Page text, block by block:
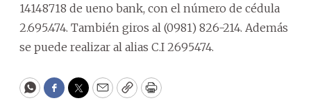
14148718 de ueno bank, con el número de cédula
2.695.474. También giros al (0981) 826-214. Además
se puede realizar al alias C.I 2695474.
WhatsApp
Facebook
Twitter
EmailCopyPrint